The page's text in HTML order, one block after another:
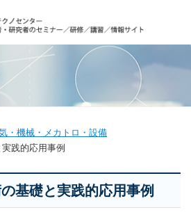
・機械・メカトロ・設備
践的応用事例
基礎と実践的応用事例